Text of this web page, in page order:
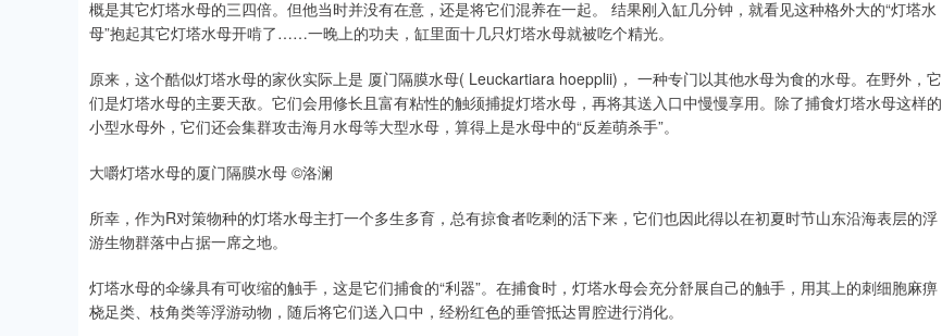
概是其它灯塔水母的三四倍。但他当时并没有在意，还是将它们混养在一起。 结果刚入缸几分钟，就看见这种格外大的“灯塔水
母”抱起其它灯塔水母开啃了……一晚上的功夫，缸里面十几只灯塔水母就被吃个精光。
原来，这个酷似灯塔水母的家伙实际上是 厦门隔膜水母( Leuckartiara hoepplii)， 一种专门以其他水母为食的水母。在野外，它
们是灯塔水母的主要天敌。它们会用修长且富有粘性的触须捕捉灯塔水母，再将其送入口中慢慢享用。除了捕食灯塔水母这样的
小型水母外，它们还会集群攻击海月水母等大型水母，算得上是水母中的“反差萌杀手”。
大嚼灯塔水母的厦门隔膜水母 ©洛澜
所幸，作为R对策物种的灯塔水母主打一个多生多育，总有掠食者吃剩的活下来，它们也因此得以在初夏时节山东沿海表层的浮
游生物群落中占据一席之地。
灯塔水母的伞缘具有可收缩的触手，这是它们捕食的“利器”。在捕食时，灯塔水母会充分舒展自己的触手，用其上的刺细胞麻痹
桡足类、枝角类等浮游动物，随后将它们送入口中，经粉红色的垂管抵达胃腔进行消化。